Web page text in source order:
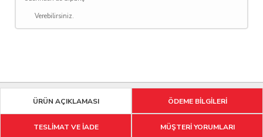
Verebilirsiniz.
ÜRÜN AÇIKLAMASI ÖDEME BİLGİLERİ
TESLİMAT VE İADE MÜŞTERİ YORUMLARI